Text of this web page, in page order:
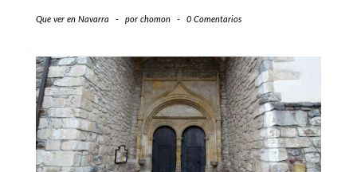
Que ver en Navarra - por chomon - 0 Comentarios